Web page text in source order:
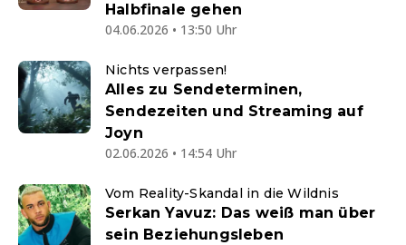
Halbfinale gehen
04.06.2026 • 13:50 Uhr
Nichts verpassen!
Alles zu Sendeterminen,
Sendezeiten und Streaming auf
Joyn
02.06.2026 • 14:54 Uhr
Vom Reality-Skandal in die Wildnis
Serkan Yavuz: Das weiß man über
sein Beziehungsleben